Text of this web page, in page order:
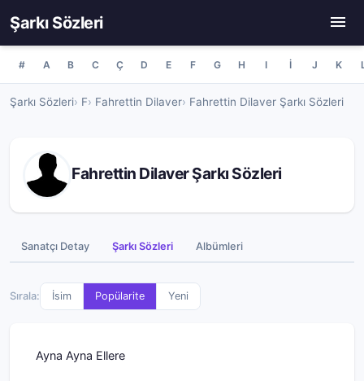
Şarkı Sözleri
# A B C Ç D E F G H I İ J K
Şarkı Sözleri F Fahrettin Dilaver Fahrettin Dilaver Şarkı Sözleri
Fahrettin Dilaver Şarkı Sözleri
Sanatçı Detay Şarkı Sözleri Albümleri
Sırala: İsim Popülarite Yeni
Ayna Ayna Ellere